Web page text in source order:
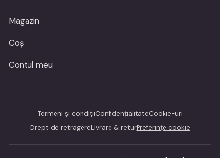
Magazin
Coș
Contul meu
Termeni și condițiiConfidențialitateCookie-uri
Drept de retragereLivrare & returPreferințe cookie